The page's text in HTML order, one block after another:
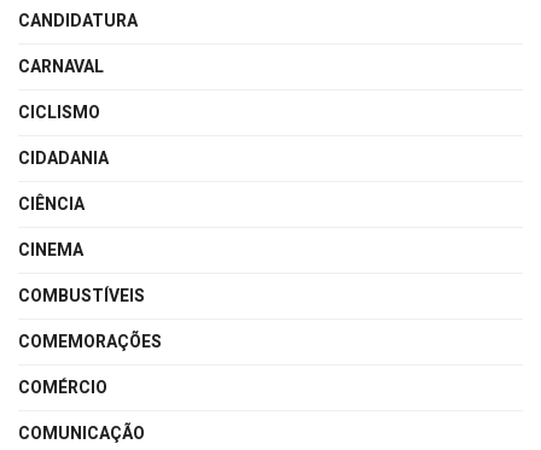
CANDIDATURA
CARNAVAL
CICLISMO
CIDADANIA
CIÊNCIA
CINEMA
COMBUSTÍVEIS
COMEMORAÇÕES
COMÉRCIO
COMUNICAÇÃO